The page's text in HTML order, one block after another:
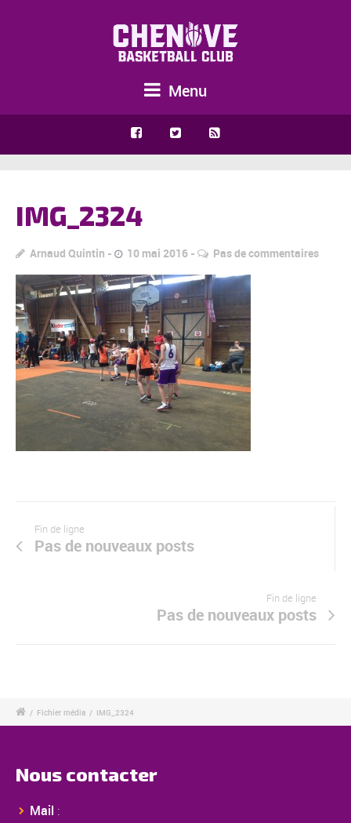
Menu
IMG_2324
Arnaud Quintin 10 mai 2016 Pas de commentaires
Fin de ligne
Pas de nouveaux posts
Fin de ligne
Pas de nouveaux posts
/ Fichier média / IMG_2324
Nous contacter
Mail :